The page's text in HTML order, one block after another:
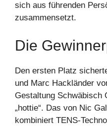
sich aus führenden
zusammensetzt.
Die
Den ersten Platz
und Marc Hackländer
Gestaltung Schwäbisch
„hottie“. Das von Nic
kombiniert TENS-